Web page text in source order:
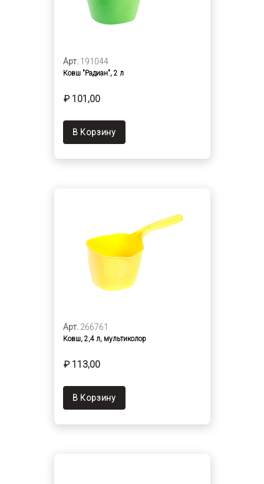
Арт. 191044
Ковш "Радиан", 2 л
₽ 101,00
В Корзину
Арт. 266761
Ковш, 2,4 л, мультиколор
₽ 113,00
В Корзину